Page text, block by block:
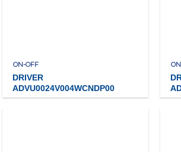
ON-OFF
DRIVER
ADVU0024V004WCNDP00